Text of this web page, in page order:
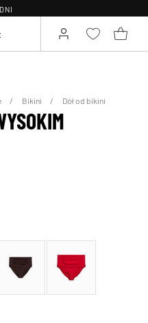
Bikini Dół od bikini